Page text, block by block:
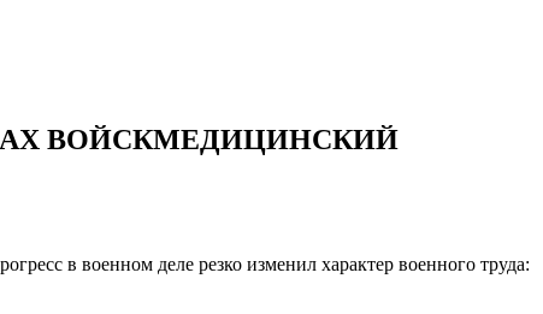
ВОЙСКМЕДИЦИНСКИЙ
в военном деле резко изменил характер военного труда: